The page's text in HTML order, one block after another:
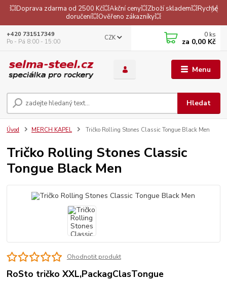
💥Doprava zdarma od 2500 Kč💥Akční ceny💥Zboží skladem💥Rychlé
doručení💥Ověřeno zákazníky💥
Menu
CZK
Hledat
+420 731517349
Po - Pá 8:00 - 15:00
0 ks
za 0,00 Kč
Úvod MERCH KAPEL Tričko Rolling Stones Classic Tongue Black Men
Tričko Rolling Stones Classic
Tongue Black Men
Ohodnotit produkt
RoSto tričko XXL,PackagClasTongue